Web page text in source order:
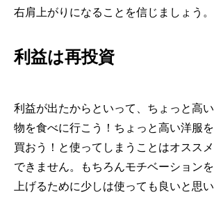
右肩上がりになることを信じましょう。
利益は再投資
利益が出たからといって、ちょっと高い
物を食べに行こう！ちょっと高い洋服を
買おう！と使ってしまうことはオススメ
できません。もちろんモチベーションを
上げるために少しは使っても良いと思い